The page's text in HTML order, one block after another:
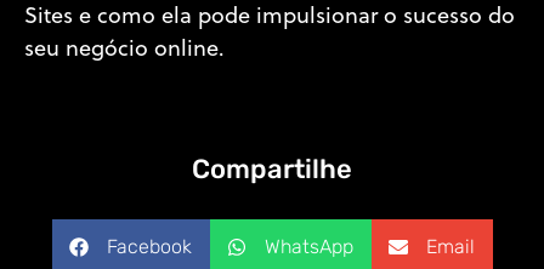
Sites e como ela pode impulsionar o sucesso do
seu negócio online.
Compartilhe
Facebook WhatsApp Email